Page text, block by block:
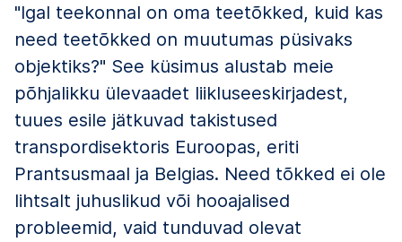
"Igal teekonnal on oma teetõkked, kuid kas
need teetõkked on muutumas püsivaks
objektiks?" See küsimus alustab meie
põhjalikku ülevaadet liikluseeskirjadest,
tuues esile jätkuvad takistused
transpordisektoris Euroopas, eriti
Prantsusmaal ja Belgias. Need tõkked ei ole
lihtsalt juhuslikud või hooajalised
probleemid, vaid tunduvad olevat